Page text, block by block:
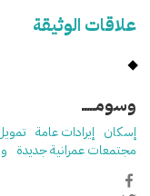
علاقات الوثيقة
وسومـــــ
إسكان إيرادات عامة
مجتمعات عمرانية جديدة